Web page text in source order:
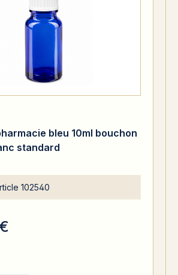
bleu 10ml bouchon
standard
102540